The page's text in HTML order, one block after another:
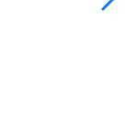
れた方は、まずは